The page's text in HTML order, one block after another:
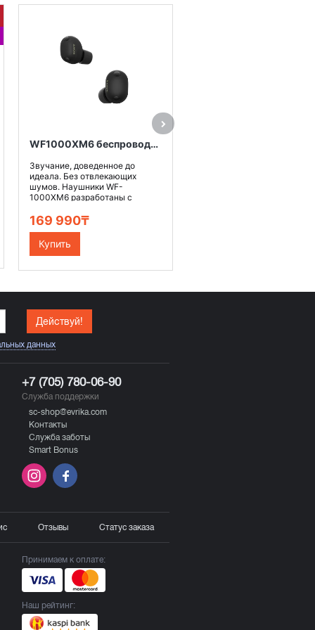
WF1000XM6 беспроводные наушники, цвет черный
Звучание, доведенное до
идеала. Без отвлекающих
шумов. Наушники WF-
1000XM6 разработаны с
169 990₸
Купить
Действуй!
данных
+7 (705) 780-06-90
Служба поддержки
sc-shop@evrika.com
Контакты
Служба заботы
Smart Bonus
Отзывы Статус заказа
Принимаем к оплате:
Наш рейтинг: